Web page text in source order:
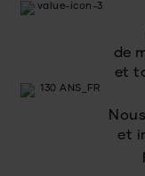
de
et
et